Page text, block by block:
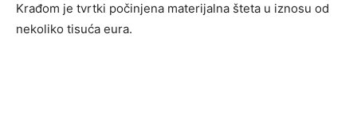
Krađom je tvrtki počinjena materijalna šteta u iznosu od
nekoliko tisuća eura.